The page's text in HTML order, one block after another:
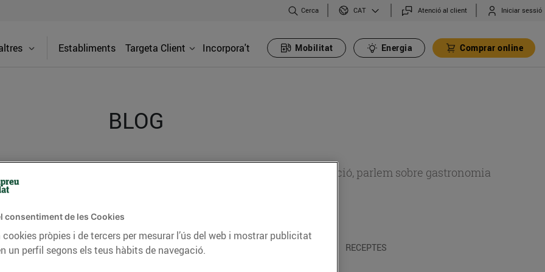
Cerca CAT Atenció al client Iniciar sessió
Establiments Targeta Client Incorpora't Mobilitat Energia Comprar online
BLOG
consells nutricionals, informació d’actualitat sobre alimentació, parlem sobre gastronomia
CONSELLS I HÀBITS SALUDABLES ENERGIA RECEPTES
consentiment de les Cookies
pròpies i de tercers per mesurar l’ús del web i mostrar publicitat
un perfil segons els teus hàbits de navegació.